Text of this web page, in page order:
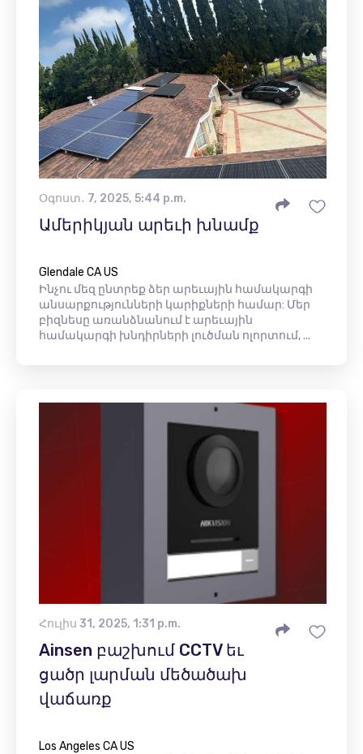
Օգոստ․ 7, 2025, 5:44 p.m.
Ամերիկյան արեւի խնամք
Glendale CA US
Ինչու մեզ ընտրեք ձեր արեւային համակարգի
անսարքությունների կարիքների համար: Մեր
բիզնեսը առանձնանում է արեւային
համակարգի խնդիրների լուծման ոլորտում, ...
Հուլիս 31, 2025, 1:31 p.m.
Ainsen բաշխում CCTV եւ
ցածր լարման մեծածախ
վաճառք
Los Angeles CA US